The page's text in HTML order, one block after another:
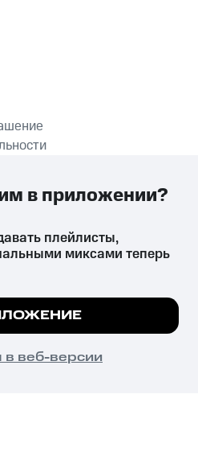
ПРИЛОЖЕНИЕ
причиняет вред здоровью,
и влечёт установленную
на сайте все
плейлисты,
миксами теперь
в веб-версии